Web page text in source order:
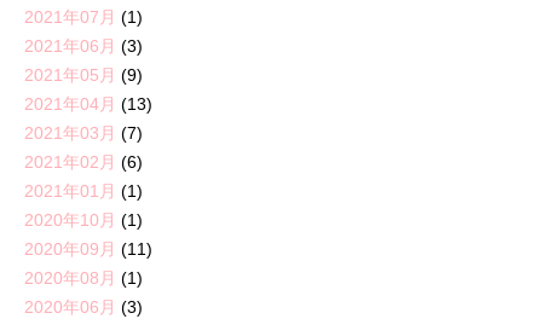
2021年07月 (1)
2021年06月 (3)
2021年05月 (9)
2021年04月 (13)
2021年03月 (7)
2021年02月 (6)
2021年01月 (1)
2020年10月 (1)
2020年09月 (11)
2020年08月 (1)
2020年06月 (3)